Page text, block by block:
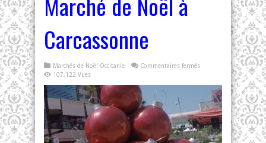
Carcassonne
Marchés de Noël Occitanie Commentaires fermés
Noël
Carcassonne
107,122 Vues